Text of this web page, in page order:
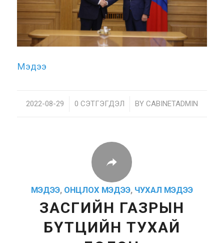
Мэдээ
2022-08-29
/ 0 СЭТГЭГДЭЛ
/ BY CABINETADMIN
МЭДЭЭ, ОНЦЛОХ МЭДЭЭ, ЧУХАЛ МЭДЭЭ
ЗАСГИЙН ГАЗРЫН
БҮТЦИЙН ТУХАЙ